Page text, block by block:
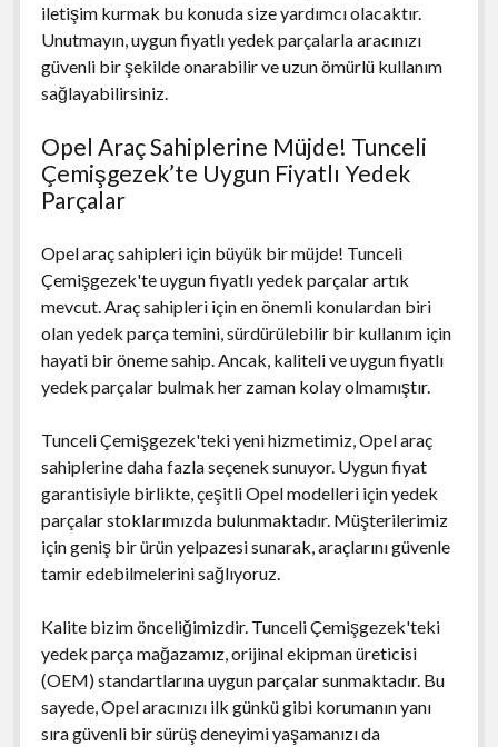
iletişim kurmak bu konuda size yardımcı olacaktır.
Unutmayın, uygun fiyatlı yedek parçalarla aracınızı
güvenli bir şekilde onarabilir ve uzun ömürlü kullanım
sağlayabilirsiniz.
Opel Araç Sahiplerine Müjde! Tunceli
Çemişgezek’te Uygun Fiyatlı Yedek
Parçalar
Opel araç sahipleri için büyük bir müjde! Tunceli
Çemişgezek'te uygun fiyatlı yedek parçalar artık
mevcut. Araç sahipleri için en önemli konulardan biri
olan yedek parça temini, sürdürülebilir bir kullanım için
hayati bir öneme sahip. Ancak, kaliteli ve uygun fiyatlı
yedek parçalar bulmak her zaman kolay olmamıştır.
Tunceli Çemişgezek'teki yeni hizmetimiz, Opel araç
sahiplerine daha fazla seçenek sunuyor. Uygun fiyat
garantisiyle birlikte, çeşitli Opel modelleri için yedek
parçalar stoklarımızda bulunmaktadır. Müşterilerimiz
için geniş bir ürün yelpazesi sunarak, araçlarını güvenle
tamir edebilmelerini sağlıyoruz.
Kalite bizim önceliğimizdir. Tunceli Çemişgezek'teki
yedek parça mağazamız, orijinal ekipman üreticisi
(OEM) standartlarına uygun parçalar sunmaktadır. Bu
sayede, Opel aracınızı ilk günkü gibi korumanın yanı
sıra güvenli bir sürüş deneyimi yaşamanızı da